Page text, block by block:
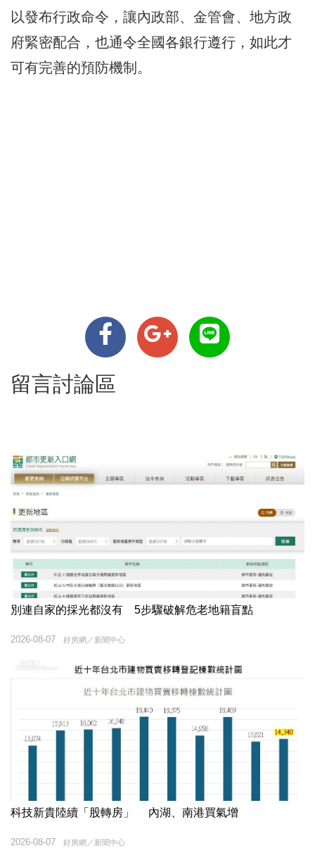
以發布行政命令，讓內政部、金管會、地方政
府緊密配合，也通令全國各銀行遵行，如此才
可有完善的預防機制。
留言討論區
別連自家的採光都沒有 5步驟破解危老地籍盲點
好房網／新聞中心
2026-08-07
科技新貴陸續「股轉房」 內湖、南港買氣增
好房網／新聞中心
2026-08-07